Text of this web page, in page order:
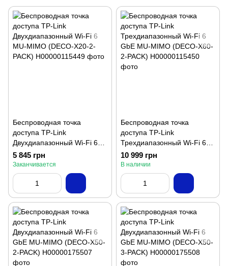
Беспроводная точка
доступа TP-Link
Двухдиапазонный Wi-Fi 6
MU-MIMO (DECO-X20-2-
PACK)
5 845 грн
Заканчивается
Беспроводная точка
доступа TP-Link
Трехдиапазонный Wi-Fi 6
GbE MU-MIMO (DECO-X60-
2-PACK)
10 999 грн
В наличии